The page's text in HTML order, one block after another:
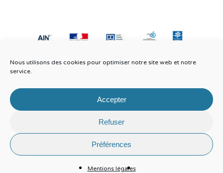
Nous utilisons des cookies pour optimiser notre site web et notre
service.
Accepter
Refuser
Préférences
Mentions légales
© 2026 Parentalité 01.Informations légales